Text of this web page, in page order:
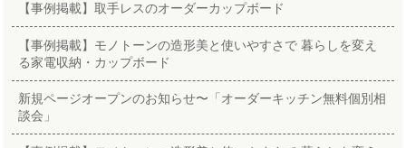
【事例掲載】取手レスのオーダーカップボード
【事例掲載】モノトーンの造形美と使いやすさで 暮らしを変え
る家電収納・カップボード
新規ページオープンのお知らせ〜「オーダーキッチン無料個別相
談会」